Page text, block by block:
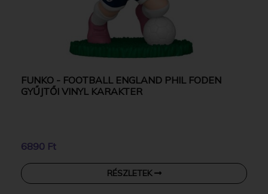
FUNKO - FOOTBALL ENGLAND PHIL FODEN
GYŰJTŐI VINYL KARAKTER
6890 Ft
RÉSZLETEK